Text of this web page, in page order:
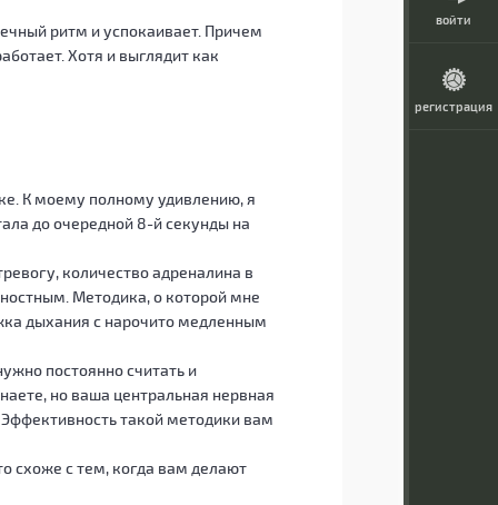
войти
регистрация
ритм и успокаивает. Причем
Хотя и выглядит как
К моему полному удивлению, я
до очередной 8-й секунды на
количество адреналина в
Методика, о которой мне
дыхания с нарочито медленным
постоянно считать и
но ваша центральная нервная
Эффективность такой методики вам
схоже с тем, когда вам делают